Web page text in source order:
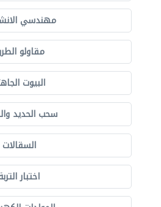
مهندسي
مقاولو
البيوت
سحب الحديد
السقالات
اختبار